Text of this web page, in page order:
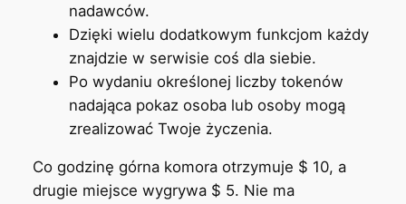
nadawców.
Dzięki wielu dodatkowym funkcjom każdy
znajdzie w serwisie coś dla siebie.
Po wydaniu określonej liczby tokenów
nadająca pokaz osoba lub osoby mogą
zrealizować Twoje życzenia.
Co godzinę górna komora otrzymuje $ 10, a
drugie miejsce wygrywa $ 5. Nie ma